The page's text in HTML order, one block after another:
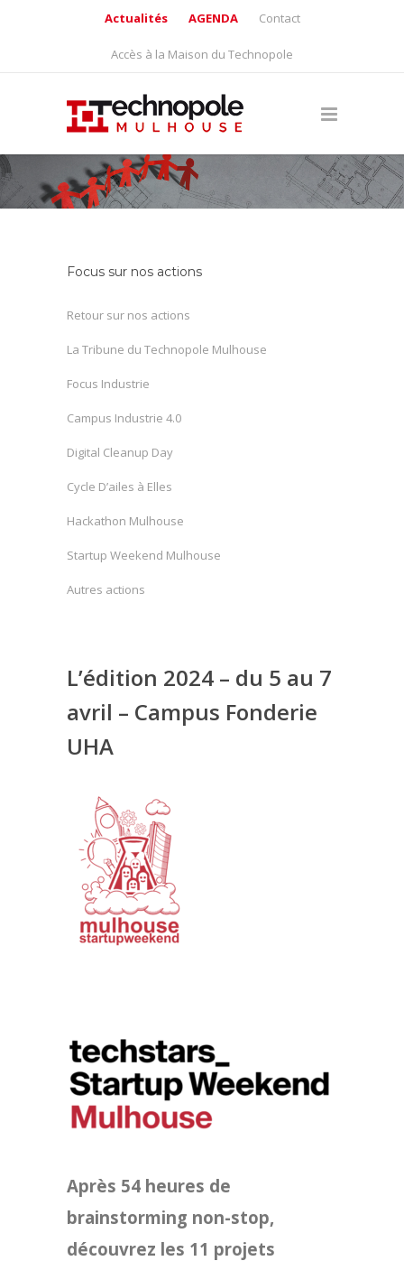
Actualités AGENDA Contact
Accès à la Maison du Technopole
Focus sur nos actions
Retour sur nos actions
La Tribune du Technopole Mulhouse
Focus Industrie
Campus Industrie 4.0
Digital Cleanup Day
Cycle D’ailes à Elles
Hackathon Mulhouse
Startup Weekend Mulhouse
Autres actions
L’édition 2024 – du 5 au 7
avril – Campus Fonderie
UHA
Après 54 heures de
brainstorming non-stop,
découvrez les 11 projets